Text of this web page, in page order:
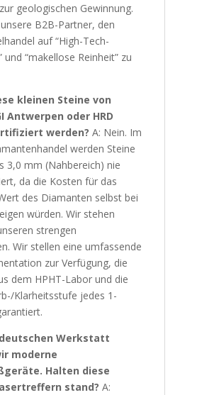
geologischen Gewinnung.
B2B-Partner, den
auf “High-Tech-
und “makellose Reinheit” zu
kleinen Steine von
Antwerpen oder HRD
werden? A: Nein. Im
werden Steine
3,0 mm (Nahbereich) nie
da die Kosten für das
des Diamanten selbst bei
würden. Wir stehen
strengen
Wir stellen eine umfassende
zur Verfügung, die
dem HPHT-Labor und die
Klarheitsstufe jedes 1-
Werkstatt
moderne
Halten diese
stand? A: